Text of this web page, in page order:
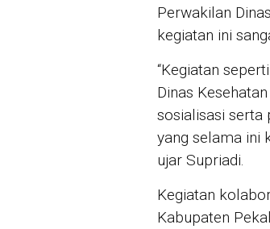
Perwakilan
kegiatan ini
“Kegiatan
Dinas
sosialisasi serta
yang selama ini
ujar Supriadi.
Kegiatan
Kabupaten